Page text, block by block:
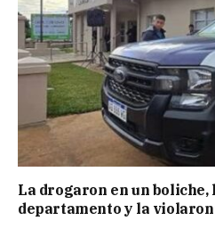
La drogaron en un boliche,
departamento y la